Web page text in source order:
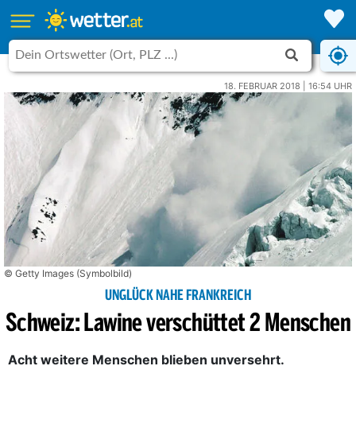
18. FEBRUAR 2018 | 16:54 UHR
© Getty Images (Symbolbild)
UNGLÜCK NAHE FRANKREICH
Schweiz: Lawine verschüttet 2 Menschen
Acht weitere Menschen blieben unversehrt.